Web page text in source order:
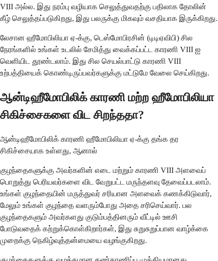
VIII அல்ல. இது நரம்பு வழியாக செலுத்துவதற்கு பதிலாக தோலின்
கீழ் செலுத்தப்படுகிறது, இது பலருக்கு மிகவும் வசதியாக இருக்கிறது.
லேசான ஹீமோபிலியா ஏ-க்கு, டெஸ்மோபிரசின் (டிடிஏவிபி) சில
நேரங்களில் உங்கள் உடலில் சேமித்து வைக்கப்பட்ட காரணி VIII ஐ
வெளியிட தூண்டலாம். இது சில செயல்பாட்டு காரணி VIII
உற்பத்தியைக் கொண்டிருப்பவர்களுக்கு மட்டுமே வேலை செய்கிறது.
ஆன்டிஹீமோபிலிக் காரணி மற்ற ஹீமோபிலியா
சிகிச்சைகளை விட சிறந்ததா?
ஆன்டிஹீமோபிலிக் காரணி ஹீமோபிலியா ஏ-க்கு தங்க தர
சிகிச்சையாக உள்ளது, ஆனால்
குழந்தைகளுக்கு அவர்களின் எடை மற்றும் காரணி VIII அளவைப்
பொறுத்து பெரியவர்களை விட வேறுபட்ட மருந்தளவு தேவைப்படலாம்.
உங்கள் குழந்தையின் மருத்துவர் சரியான அளவைக் கணக்கிடுவார்,
மேலும் உங்கள் குழந்தை வளரும்போது அதை சரிசெய்வார். பல
குழந்தைகளும் அவர்களது குடும்பத்தினரும் வீட்டில் ஊசி
போடுவதைக் கற்றுக்கொள்கிறார்கள், இது சுறுசுறுப்பான வாழ்க்கை
முறைக்கு நெகிழ்வுத்தன்மையை வழங்குகிறது.